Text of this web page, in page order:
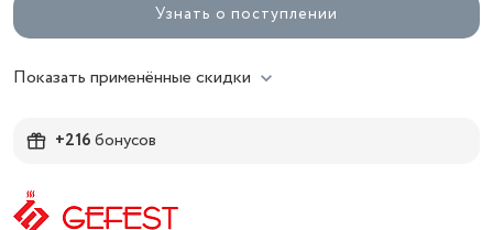
Узнать о поступлении
Показать применённые скидки
+216бонусов